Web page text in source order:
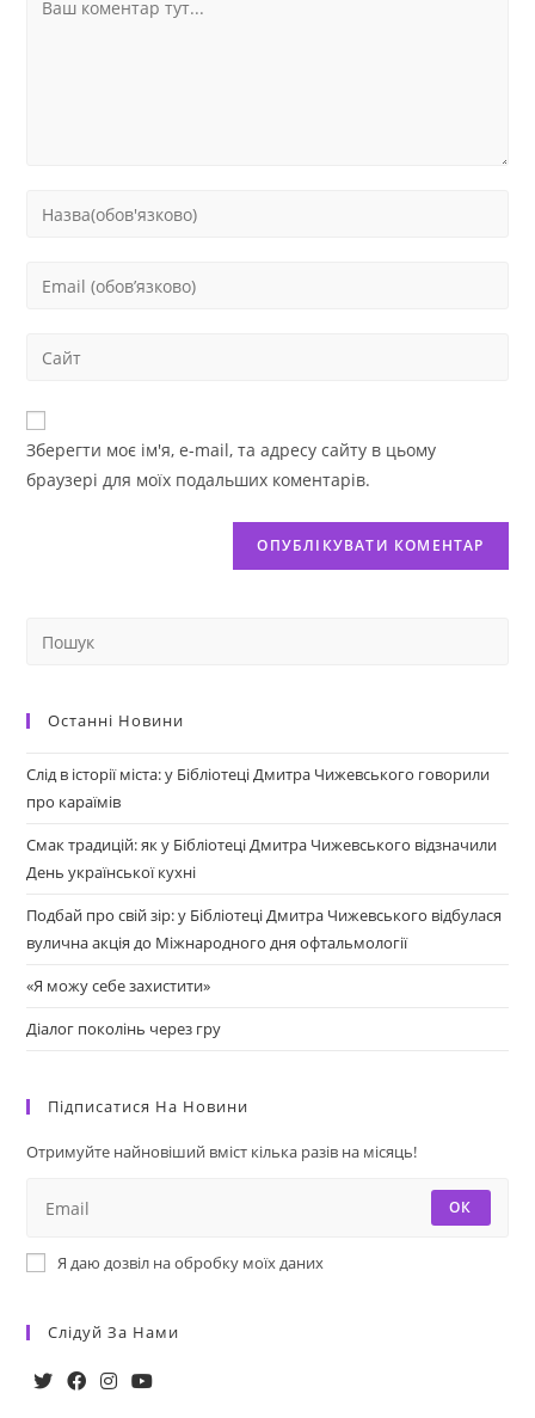
Зберегти моє ім'я, e-mail, та адресу сайту в цьому
браузері для моїх подальших коментарів.
Останні Новини
Слід в історії міста: у Бібліотеці Дмитра Чижевського говорили
про караїмів
Смак традицій: як у Бібліотеці Дмитра Чижевського відзначили
День української кухні
Подбай про свій зір: у Бібліотеці Дмитра Чижевського відбулася
вулична акція до Міжнародного дня офтальмології
«Я можу себе захистити»
Діалог поколінь через гру
Підписатися На Новини
Отримуйте найновіший вміст кілька разів на місяць!
ОК
Я даю дозвіл на обробку моїх даних
Слідуй За Нами